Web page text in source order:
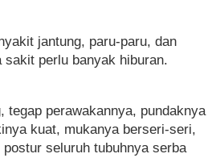
jantung, paru-paru, dan
sakit perlu banyak hiburan.
tegap perawakannya, pundaknya
kuat, mukanya berseri-seri,
seluruh tubuhnya serba